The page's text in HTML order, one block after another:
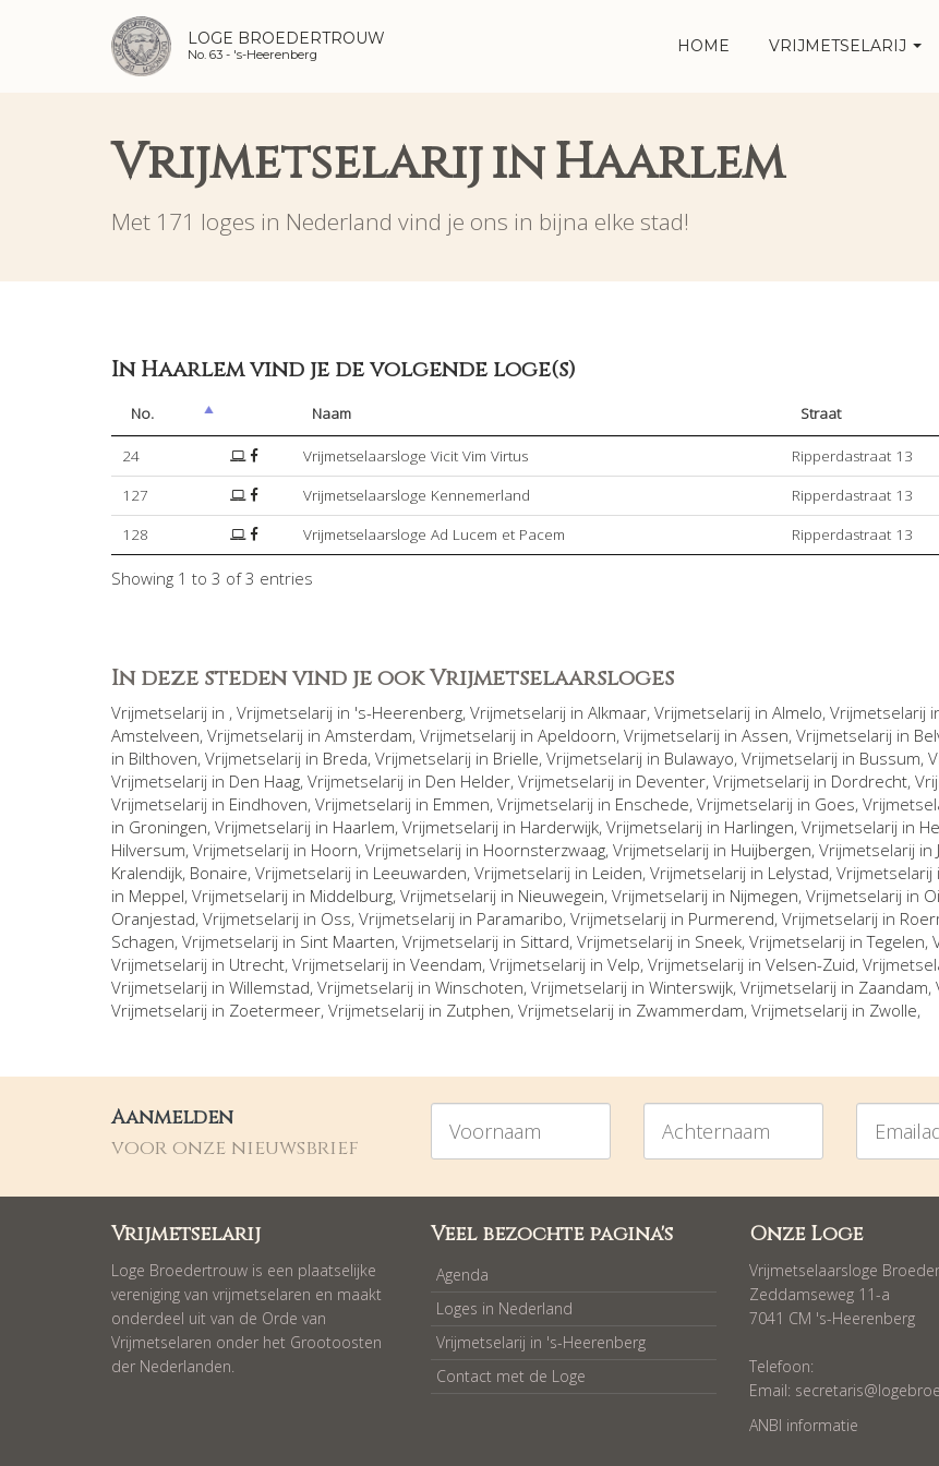
LOGE BROEDERTROUW
No. 63 - 's-Heerenberg HOME VRIJMETSELARIJ
Vrijmetselarij in Haarlem
Met 171 loges in Nederland vind je ons in bijna elke stad!
In Haarlem vind je de volgende loge(s)
No. Naam Straat
24 Vrijmetselaarsloge Vicit Vim Virtus Ripperdastraat 13
127
Vrijmetselaarsloge Kennemerland Ripperdastraat 13
128
Vrijmetselaarsloge Ad Lucem et Pacem Ripperdastraat 13
Showing 1 to 3 of 3 entries
In deze steden vind je ook Vrijmetselaarsloges
Vrijmetselarij in , Vrijmetselarij in 's-Heerenberg, Vrijmetselarij in Alkmaar, Vrijmetselarij in Almelo, Vrijmetselarij
Amstelveen, Vrijmetselarij in Amsterdam, Vrijmetselarij in Apeldoorn, Vrijmetselarij in Assen, Vrijmetselarij in
in Bilthoven, Vrijmetselarij in Breda, Vrijmetselarij in Brielle, Vrijmetselarij in Bulawayo, Vrijmetselarij in Bussum,
Vrijmetselarij in Den Haag, Vrijmetselarij in Den Helder, Vrijmetselarij in Deventer, Vrijmetselarij in Dordrecht,
Vrijmetselarij in Eindhoven, Vrijmetselarij in Emmen, Vrijmetselarij in Enschede, Vrijmetselarij in Goes,
in Groningen, Vrijmetselarij in Haarlem, Vrijmetselarij in Harderwijk, Vrijmetselarij in Harlingen, Vrijmetselarij in
Hilversum, Vrijmetselarij in Hoorn, Vrijmetselarij in Hoornsterzwaag, Vrijmetselarij in Huijbergen, Vrijmetselarij in
Kralendijk, Bonaire, Vrijmetselarij in Leeuwarden, Vrijmetselarij in Leiden, Vrijmetselarij in Lelystad, Vrijmetselarij
in Meppel, Vrijmetselarij in Middelburg, Vrijmetselarij in Nieuwegein, Vrijmetselarij in Nijmegen, Vrijmetselarij in
Oranjestad, Vrijmetselarij in Oss, Vrijmetselarij in Paramaribo, Vrijmetselarij in Purmerend, Vrijmetselarij in
Schagen, Vrijmetselarij in Sint Maarten, Vrijmetselarij in Sittard, Vrijmetselarij in Sneek, Vrijmetselarij inTegelen,
Vrijmetselarij in Utrecht, Vrijmetselarij in Veendam, Vrijmetselarij in Velp, Vrijmetselarij in Velsen-Zuid,
Vrijmetselarij in Willemstad, Vrijmetselarij in Winschoten, Vrijmetselarij in Winterswijk, Vrijmetselarij in Zaandam,
Vrijmetselarij in Zoetermeer, Vrijmetselarij in Zutphen, Vrijmetselarij in Zwammerdam, Vrijmetselarij in Zwolle,
Aanmelden
voor onze nieuwsbrief
Vrijmetselarij
Loge Broedertrouw is een plaatselijke
vereniging van vrijmetselaren en maakt
onderdeel uit van de Orde van
Vrijmetselaren onder het Grootoosten
der Nederlanden.
Veel bezochte pagina's
Agenda
Loges in Nederland
Vrijmetselarij in 's-Heerenberg
Contact met de Loge
Onze Loge
Vrijmetselaarsloge
Zeddamseweg 11-a
7041 CM 's-Heerenberg
Telefoon:
Email:
ANBI informatie